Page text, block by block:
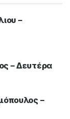
–
– Δευτέρα
–